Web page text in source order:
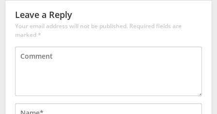
Leave a Reply
Your email address will not be published. Required fields are
marked*